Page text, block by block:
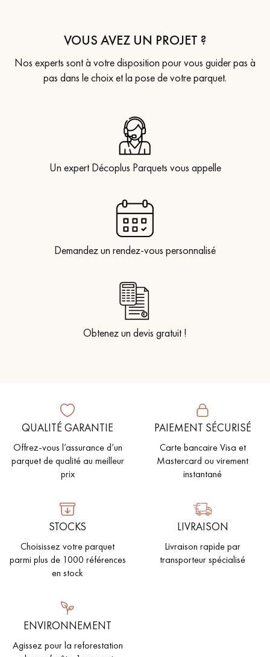
VOUS AVEZ UN PROJET ?
Nos experts sont à votre disposition pour vous guider pas à
pas dans le choix et la pose de votre parquet.
Un expert Décoplus Parquets vous appelle
Demandez un rendez-vous personnalisé
Obtenez un devis gratuit !
QUALITÉ GARANTIE
Offrez-vous l’assurance d’un
parquet de qualité au meilleur
prix
PAIEMENT SÉCURISÉ
Carte bancaire Visa et
Mastercard ou virement
instantané
STOCKS
Choisissez votre parquet
parmi plus de 1000 références
en stock
LIVRAISON
Livraison rapide par
transporteur spécialisé
ENVIRONNEMENT
Agissez pour la reforestation